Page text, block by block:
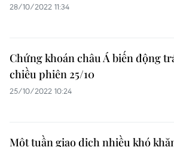
28/10/2022 11:34
Chứng khoán châu Á biến động
chiều phiên 25/10
25/10/2022 10:24
Một tuần giao dịch nhiều khó